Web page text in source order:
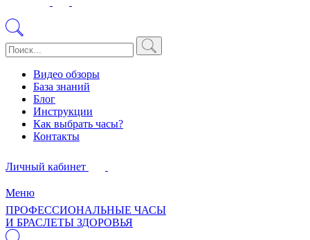
Видео обзоры
База знаний
Блог
Инструкции
Как выбрать часы?
Контакты
Личный кабинет
Меню
ПРОФЕССИОНАЛЬНЫЕ ЧАСЫ
И БРАСЛЕТЫ ЗДОРОВЬЯ